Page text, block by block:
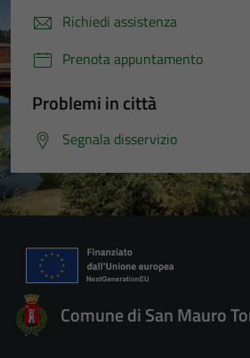
Richiedi assistenza
Prenota appuntamento
Problemi in città
Segnala disservizio
Comune di San Mauro